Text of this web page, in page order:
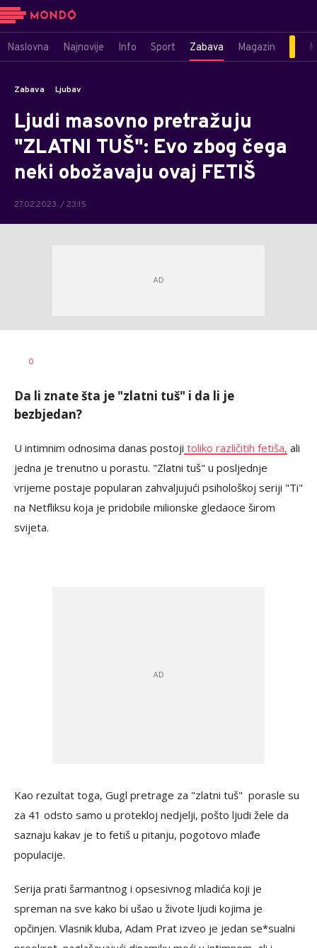
Naslovna Najnovije Info Sport Zabava Magazin
Zabava Ljubav
Ljudi masovno pretražuju
"ZLATNI TUŠ": Evo zbog čega
neki obožavaju ovaj FETIŠ
27.02.2023. / 23:15
AUTOR
0
Da li znate šta je "zlatni tuš" i da li je
bezbjedan?
U intimnim odnosima danas postoji toliko različitih fetiša, ali
jedna je trenutno u porastu. "Zlatni tuš" u posljednje
vrijeme postaje popularan zahvaljujući psihološkoj seriji "Ti"
na Netfliksu koja je pridobile milionske gledaoce širom
svijeta.
Kao rezultat toga, Gugl pretrage za "zlatni tuš" porasle su
za 41 odsto samo u protekloj nedjelji, pošto ljudi žele da
saznaju kakav je to fetiš u pitanju, pogotovo mlađe
populacije.
Serija prati šarmantnog i opsesivnog mladića koji je
spreman na sve kako bi ušao u živote ljudi kojima je
opčinjen. Vlasnik kluba, Adam Prat izveo je jedan se*sualni